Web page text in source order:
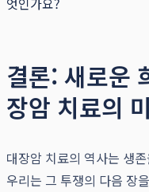
결론: 새로운
장암 치료의
대장암 치료의 역사는 생
우리는 그 투쟁의 다음 장